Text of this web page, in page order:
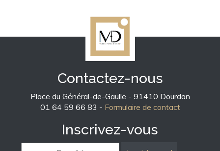
Contactez-nous
Place du Général-de-Gaulle - 91410 Dourdan
01 64 59 66 83 - Formulaire de contact
Inscrivez-vous